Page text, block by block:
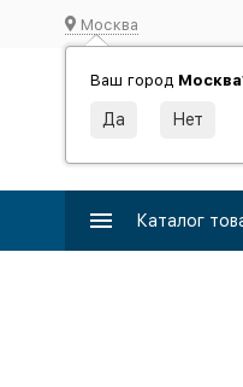
Москва
Ваш город Москва
Производство и поставка спортивного оборудования
Каталог